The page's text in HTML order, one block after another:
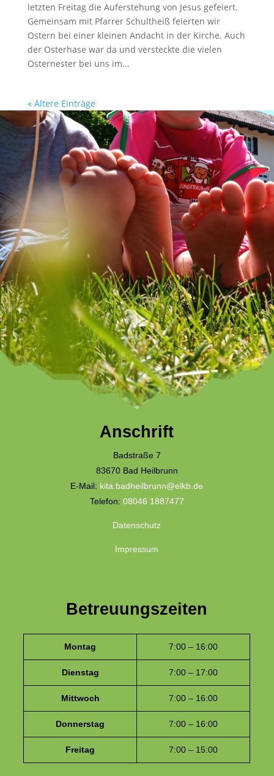
letzten Freitag die Auferstehung von Jesus gefeiert.
Gemeinsam mit Pfarrer Schultheiß feierten wir
Ostern bei einer kleinen Andacht in der Kirche. Auch
der Osterhase war da und versteckte die vielen
Osternester bei uns im...
« Ältere Einträge
Anschrift
Badstraße 7
83670 Bad Heilbrunn
E-Mail: kita.badheilbrunn@elkb.de
Telefon: 08046 1887477
Datenschutz
Impressum
Betreuungszeiten
Montag 7:00 – 16:00
Dienstag 7:00 – 17:00
Mittwoch 7:00 – 16:00
Donnerstag 7:00 – 16:00
Freitag 7:00 – 15:00